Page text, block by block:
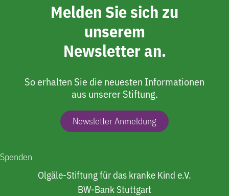
Melden Sie sich zu
unserem
Newsletter an.
So erhalten Sie die neuesten Informationen
aus unserer Stiftung.
Newsletter Anmeldung
Spenden
Olgäle-Stiftung für das kranke Kind e.V.
BW-Bank Stuttgart